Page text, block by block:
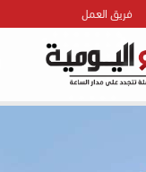
فريق العمل